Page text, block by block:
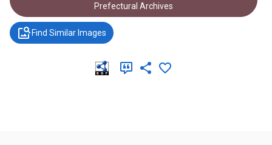
Prefectural Archives
Find Similar Images